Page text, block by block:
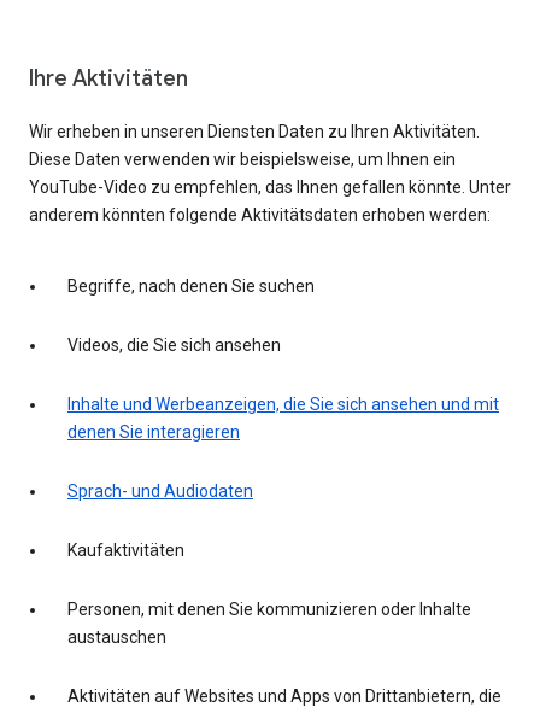
Ihre Aktivitäten
Wir erheben in unseren Diensten Daten zu Ihren Aktivitäten.
Diese Daten verwenden wir beispielsweise, um Ihnen ein
YouTube-Video zu empfehlen, das Ihnen gefallen könnte. Unter
anderem könnten folgende Aktivitätsdaten erhoben werden:
Begriffe, nach denen Sie suchen
Videos, die Sie sich ansehen
Inhalte und Werbeanzeigen, die Sie sich ansehen und mit
denen Sie interagieren
Sprach- und Audiodaten
Kaufaktivitäten
Personen, mit denen Sie kommunizieren oder Inhalte
austauschen
Aktivitäten auf Websites und Apps von Drittanbietern, die